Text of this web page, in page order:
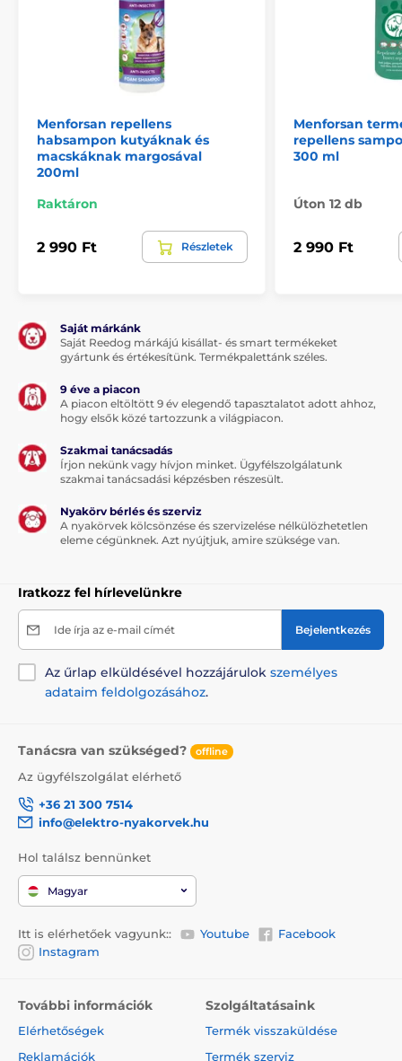
Menforsan repellens
habsampon kutyáknak és
macskáknak margosával
200ml
Raktáron
2 990 Ft Részletek
Menforsan
repellens
300 ml
Úton 12 db
2 990 Ft
Saját márkánk
Saját Reedog márkájú kisállat- és smart termékeket
gyártunk és értékesítünk. Termékpalettánk széles.
9 éve a piacon
A piacon eltöltött 9 év elegendő tapasztalatot adott ahhoz,
hogy elsők közé tartozzunk a világpiacon.
Szakmai tanácsadás
Írjon nekünk vagy hívjon minket. Ügyfélszolgálatunk
szakmai tanácsadási képzésben részesült.
Nyakörv bérlés és szerviz
A nyakörvek kölcsönzése és szervizelése nélkülözhetetlen
eleme cégünknek. Azt nyújtjuk, amire szüksége van.
Iratkozz fel hírlevelünkre
Ide írja az e-mail címét Bejelentkezés
Az űrlap elküldésével hozzájárulok személyes
adataim feldolgozásához.
Tanácsra van szükséged? offline
Az ügyfélszolgálat elérhető
+36 21 300 7514
info@elektro-nyakorvek.hu
Hol találsz bennünket
Magyar
Itt is elérhetőek vagyunk:: Youtube
Facebook
Instagram
További információk
Elérhetőségek
Reklamációk
Szolgáltatásaink
Termék visszaküldése
Termék szerviz